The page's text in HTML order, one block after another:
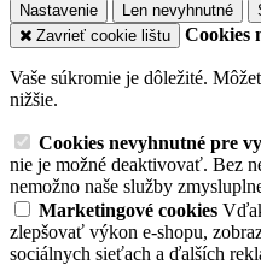
Nastavenie Len nevyhnutné
Zavrieť cookie lištu
Cookies
Vaše súkromie je dôležité.
nižšie.
Cookies nevyhnutné pre
nie je možné deaktivovať. Bez
nemožno naše služby
Marketingové cookies
zlepšovať výkon e-shopu,
sociálnych sieťach a ďalších